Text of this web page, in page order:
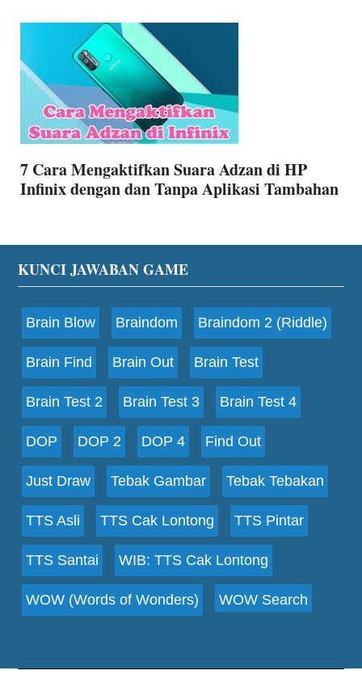
7 Cara Mengaktifkan Suara Adzan di HP
Infinix dengan dan Tanpa Aplikasi Tambahan
Footer
KUNCI JAWABAN GAME
Brain Blow Braindom Braindom 2 (Riddle)
Brain Find Brain Out Brain Test
Brain Test 2 Brain Test 3 Brain Test 4
DOP DOP 2 DOP 4 Find Out
Just Draw Tebak Gambar Tebak Tebakan
TTS Asli TTS Cak Lontong TTS Pintar
TTS Santai WIB: TTS Cak Lontong
WOW (Words of Wonders) WOW Search